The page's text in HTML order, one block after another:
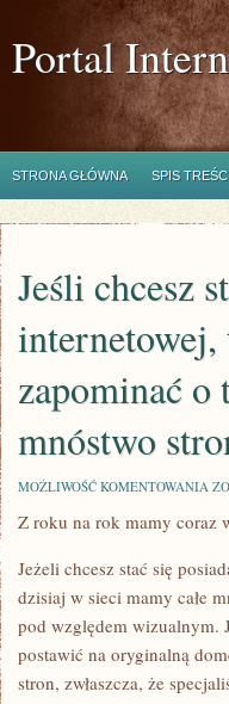
Portal
STRONA GŁÓWNA SPIS
Jeśli chcesz
internetowej,
zapominać o
mnóstwo
MOŻLIWOŚĆ KOMENTOWANIA
Z
Z roku na rok mamy coraz
Jeżeli chcesz stać się
dzisiaj w sieci mamy całe
pod względem wizualnym.
postawić na oryginalną
stron, zwłaszcza, że